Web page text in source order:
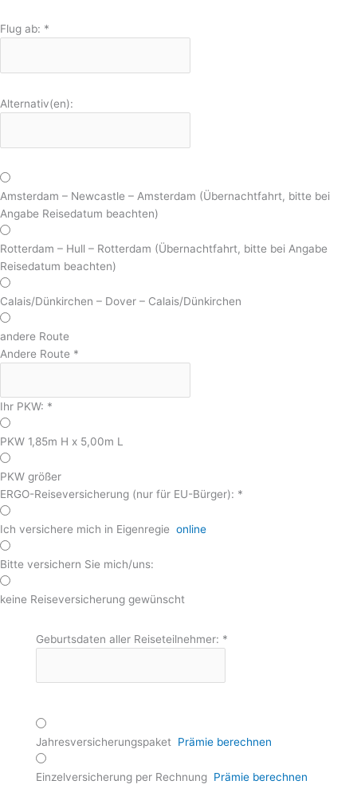
Flug ab: *
Alternativ(en):
Amsterdam – Newcastle – Amsterdam (Übernachtfahrt, bitte bei
Angabe Reisedatum beachten)
Rotterdam – Hull – Rotterdam (Übernachtfahrt, bitte bei Angabe
Reisedatum beachten)
Calais/Dünkirchen – Dover – Calais/Dünkirchen
andere Route
Andere Route *
Ihr PKW: *
PKW 1,85m H x 5,00m L
PKW größer
ERGO-Reiseversicherung (nur für EU-Bürger): *
Ich versichere mich in Eigenregie online
Bitte versichern Sie mich/uns:
keine Reiseversicherung gewünscht
Geburtsdaten aller Reiseteilnehmer: *
Jahresversicherungspaket Prämie berechnen
Einzelversicherung per Rechnung Prämie berechnen